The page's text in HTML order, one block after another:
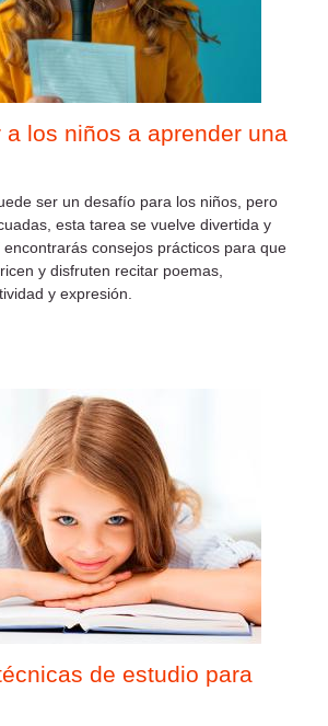
a los niños a aprender una
ser un desafío para los niños, pero
esta tarea se vuelve divertida y
consejos prácticos para que
y disfruten recitar poemas,
y expresión.
de estudio para